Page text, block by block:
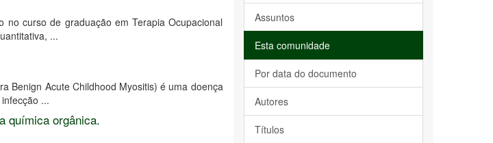
curso de graduação em Terapia Ocupacional
...
Benign Acute Childhood Myositis) é uma doença
...
química orgânica.
Assuntos
Esta comunidade
Por data do documento
Autores
Títulos